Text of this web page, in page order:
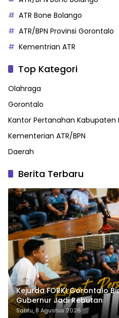
ATR Bone Bolango
ATR/BPN Provinsi Gorontalo
Kementrian ATR
Top Kategori
Olahraga
Gorontalo
Kantor Pertanahan Kabupaten
Kementerian ATR/BPN
Daerah
Berita Terbaru
Kejurda FORKI Gorontalo
Gubernur Jadi Rebutan
Sabtu, 8 Agustus 2026